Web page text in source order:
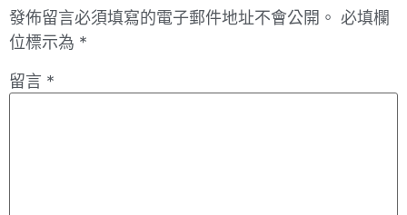
發佈留言必須填寫的電子郵件地址不會公開。 必填欄
位標示為 *
留言 *